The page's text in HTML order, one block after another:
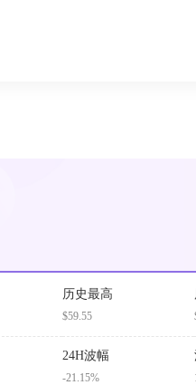
历史最高
$59.55
24H波幅
-21.15%